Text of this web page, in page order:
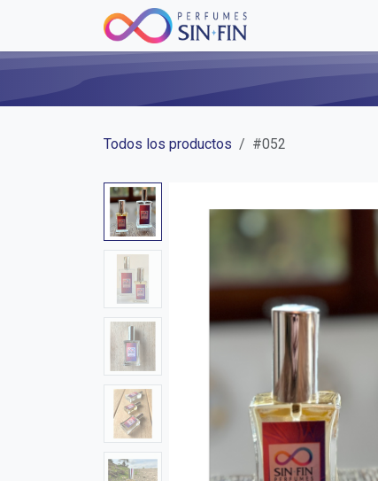
Todos los productos #052